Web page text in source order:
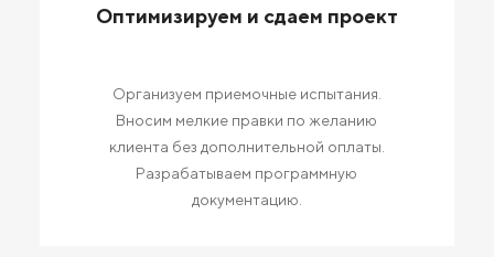
Оптимизируем и сдаем проект
Организуем приемочные испытания.
Вносим мелкие правки по желанию
клиента без дополнительной оплаты.
Разрабатываем программную
документацию.